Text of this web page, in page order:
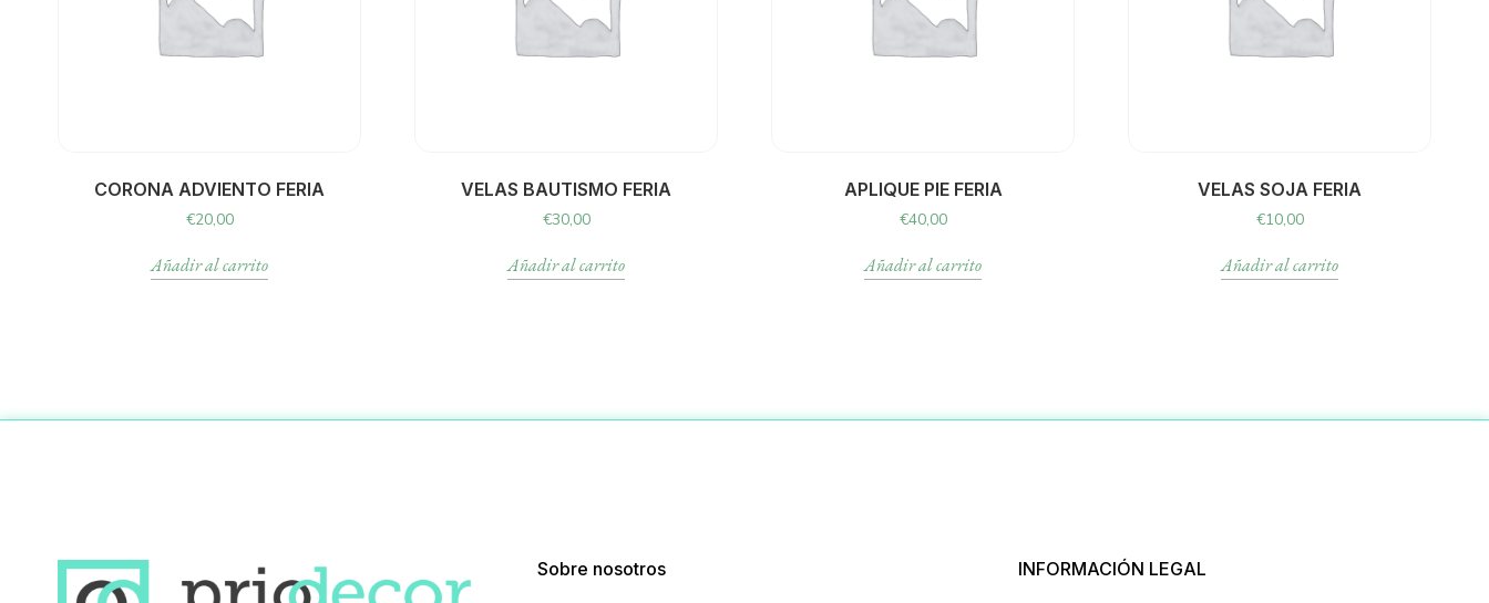
CORONA ADVIENTO FERIA
€20,00
Añadir al carrito
VELAS BAUTISMO FERIA
€30,00
Añadir al carrito
APLIQUE PIE FERIA
€40,00
Añadir al carrito
VELAS SOJA FERIA
€10,00
Añadir al carrito
Sobre nosotros INFORMACIÓN LEGAL